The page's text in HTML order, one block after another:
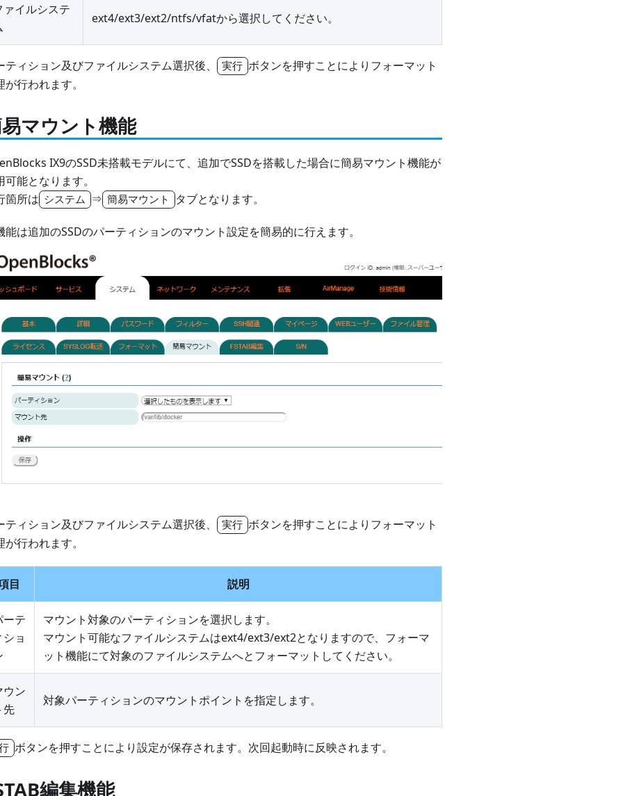
ァイルシステ
ext4/ext3/ext2/ntfs/vfatから選択してください。
ティション及びファイルシステム選択後、 実行 ボタンを押すことによりフォーマット
が行われます。
マウント機能
IX9のSSD未搭載モデルにて、追加でSSDを搭載した場合に簡易マウント機能が
可能となります。
箇所は システム ⇒ 簡易マウント タブとなります。
能は追加のSSDのパーティションのマウント設定を簡易的に行えます。
ティション及びファイルシステム選択後、 実行 ボタンを押すことによりフォーマット
が行われます。
目 説明
ーテ
ショ
マウント対象のパーティションを選択します。
マウント可能なファイルシステムはext4/ext3/ext2となりますので、フォーマ
ット機能にて対象のファイルシステムへとフォーマットしてください。
ウン
先
対象パーティションのマウントポイントを指定します。
ボタンを押すことにより設定が保存されます。次回起動時に反映されます。
編集機能